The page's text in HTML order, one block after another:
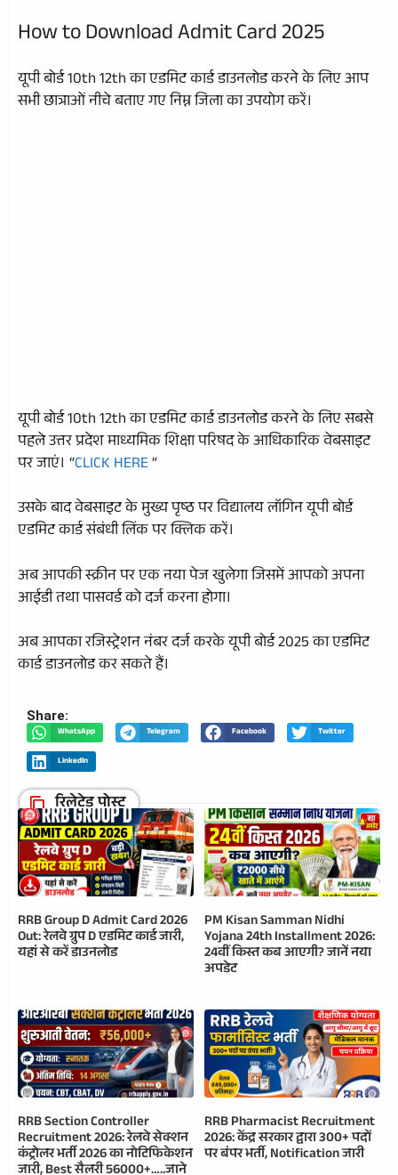
How to Download Admit Card 2025
यूपी बोर्ड 10th 12th का एडमिट कार्ड डाउनलोड करने के लिए आप
सभी छात्राओं नीचे बताए गए निम्न जिला का उपयोग करें।
यूपी बोर्ड 10th 12th का एडमिट कार्ड डाउनलोड करने के लिए सबसे
पहले उत्तर प्रदेश माध्यमिक शिक्षा परिषद के आधिकारिक वेबसाइट
पर जाएं। “CLICK HERE“
उसके बाद वेबसाइट के मुख्य पृष्ठ पर विद्यालय लॉगिन यूपी बोर्ड
एडमिट कार्ड संबंधी लिंक पर क्लिक करें।
अब आपकी स्क्रीन पर एक नया पेज खुलेगा जिसमें आपको अपना
आईडी तथा पासवर्ड को दर्ज करना होगा।
अब आपका रजिस्ट्रेशन नंबर दर्ज करके यूपी बोर्ड 2025 का एडमिट
कार्ड डाउनलोड कर सकते हैं।
Share:
WhatsApp Telegram Facebook Twitter
LinkedIn
रिलेटेड पोस्ट
RRB Group D Admit Card 2026
Out: रेलवे ग्रुप D एडमिट कार्ड जारी,
यहां से करें डाउनलोड
PM Kisan Samman Nidhi
Yojana 24th Installment 2026:
24वीं किस्त कब आएगी? जानें नया
अपडेट
RRB Section Controller
Recruitment 2026: रेलवे सेक्शन
कंट्रोलर भर्ती 2026 का नोटिफिकेशन
RRB Pharmacist Recruitment
2026: केंद्र सरकार द्वारा 300+ पदों
पर बंपर भर्ती, Notification जारी